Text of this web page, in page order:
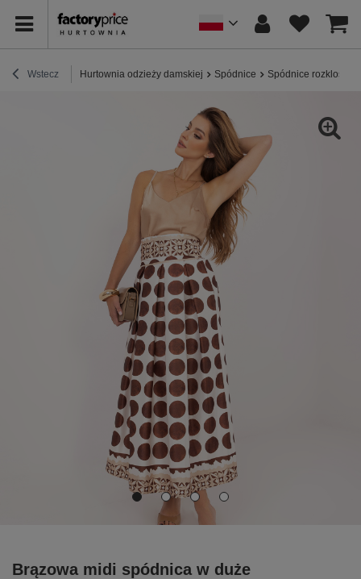
Wstecz Hurtownia odzieży damskiej Spódnice Spódnice
Brązowa midi spódnica w duże